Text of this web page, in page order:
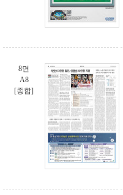
8면
A8
[종합]